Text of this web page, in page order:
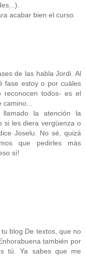
acabar bien el curso.
de las habla Jordi. Al
fase estoy o por cuáles
reconocen todos- es el
camino...
la atención la
si les diera vergüenza o
Joselu. No sé, quizá
que pedirles más
sí!
blog De textos, que no
también por
tú. Ya sabes que me